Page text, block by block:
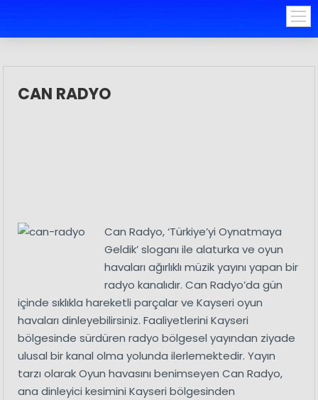
CAN RADYO
Can Radyo, ‘Türkiye’yi Oynatmaya
Geldik’ sloganı ile alaturka ve oyun
havaları ağırlıklı müzik yayını yapan bir
radyo kanalıdır. Can Radyo’da gün
içinde sıklıkla hareketli parçalar ve Kayseri oyun
havaları dinleyebilirsiniz. Faaliyetlerini Kayseri
bölgesinde sürdüren radyo bölgesel yayından ziyade
ulusal bir kanal olma yolunda ilerlemektedir. Yayın
tarzı olarak Oyun havasını benimseyen Can Radyo,
ana dinleyici kesimini Kayseri bölgesinden